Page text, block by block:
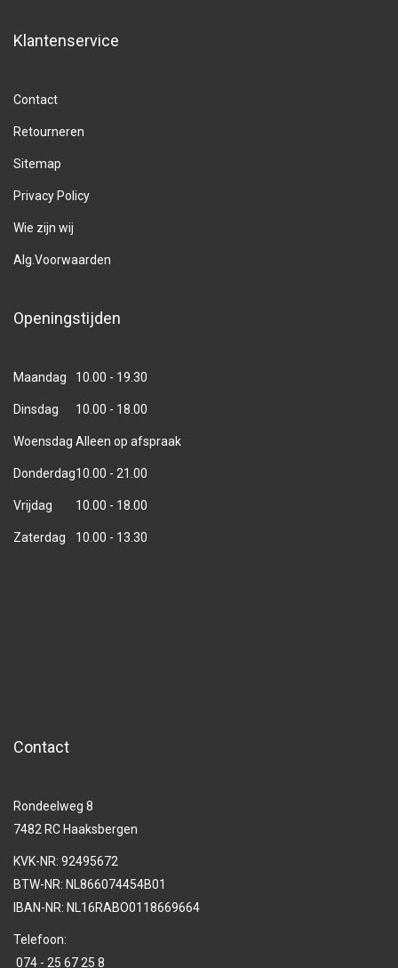
Klantenservice
Contact
Retourneren
Sitemap
Privacy Policy
Wie zijn wij
Alg.Voorwaarden
Openingstijden
Maandag 10.00 - 19.30
Dinsdag 10.00 - 18.00
Woensdag Alleen op afspraak
Donderdag10.00 - 21.00
Vrijdag 10.00 - 18.00
Zaterdag 10.00 - 13.30
Contact
Rondeelweg 8
7482 RC Haaksbergen
KVK-NR: 92495672
BTW-NR: NL866074454B01
IBAN-NR: NL16RABO0118669664
Telefoon:
074 - 25 67 25 8